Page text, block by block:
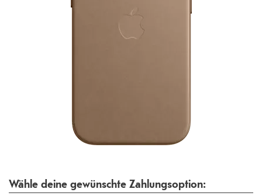
Wähle deine gewünschte Zahlungsoption: